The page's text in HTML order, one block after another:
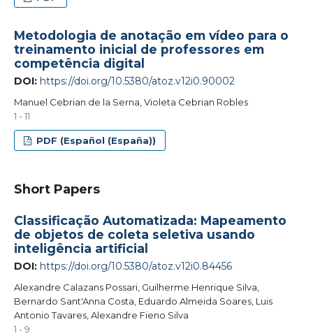
Metodologia de anotação em vídeo para o
treinamento inicial de professores em
competência digital
DOI: https://doi.org/10.5380/atoz.v12i0.90002
Manuel Cebrian de la Serna, Violeta Cebrian Robles
1 - 11
PDF (Español (España))
Short Papers
Classificação Automatizada: Mapeamento
de objetos de coleta seletiva usando
inteligência artificial
DOI: https://doi.org/10.5380/atoz.v12i0.84456
Alexandre Calazans Possari, Guilherme Henrique Silva,
Bernardo Sant'Anna Costa, Eduardo Almeida Soares, Luis
Antonio Tavares, Alexandre Fieno Silva
1 - 9